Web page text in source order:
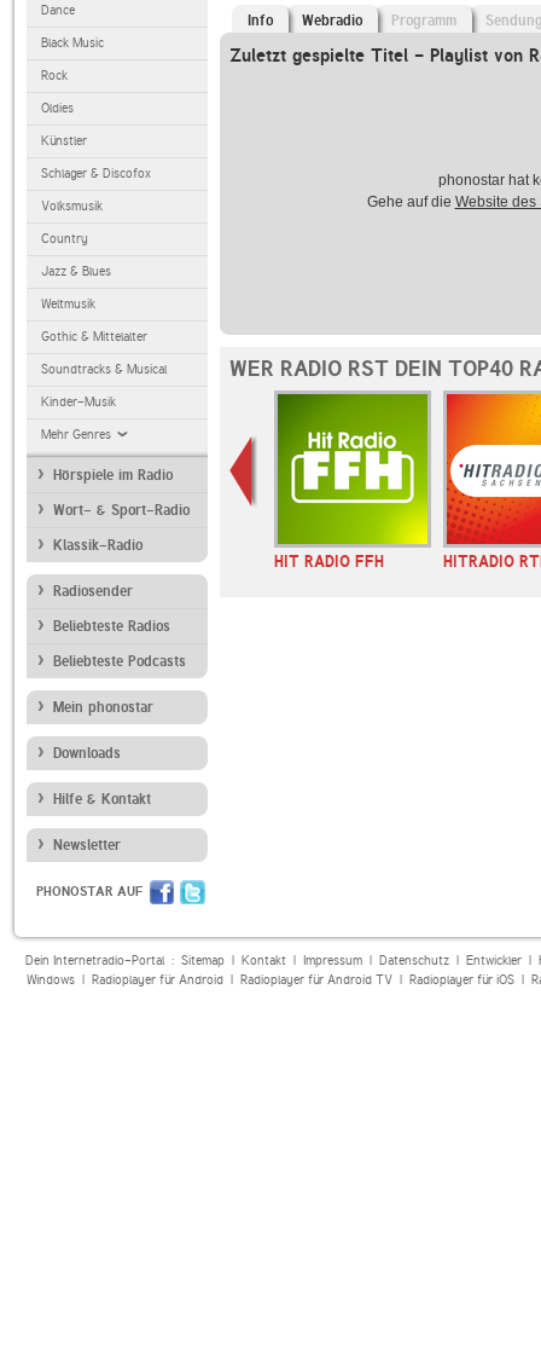
Dance
Black Music
Rock
Oldies
Künstler
Schlager & Discofox
Volksmusik
Country
Jazz & Blues
Weltmusik
Gothic & Mittelalter
Soundtracks & Musical
Kinder-Musik
Mehr Genres
Hörspiele im Radio
Wort- & Sport-Radio
Klassik-Radio
Radiosender
Beliebteste Radios
Beliebteste Podcasts
Mein phonostar
Downloads
Hilfe & Kontakt
Newsletter
PHONOSTAR AUF
Info Webradio Programm
Zuletzt gespielte Titel - Playlist von
phonostar hat
Gehe auf die Website des
WER RADIO RST DEIN TOP40
Sträter: HIT RADIO FFH HITRADIO
Dein Internetradio-Portal : Sitemap| Kontakt| Impressum| Datenschutz| Entwickler|
Windows| Radioplayer für Android| Radioplayer für Android TV| Radioplayer für iOS|